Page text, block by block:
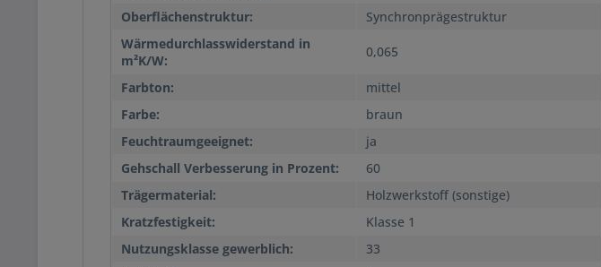
Oberflächenstruktur:
Synchronprägestruktur
Wärmedurchlasswiderstand in
m²K/W:
0,065
Farbton:
mittel
Farbe:
braun
Feuchtraumgeeignet:
ja
Gehschall Verbesserung in Prozent:
60
Trägermaterial:
Holzwerkstoff (sonstige)
Kratzfestigkeit:
Klasse 1
Nutzungsklasse gewerblich:
33